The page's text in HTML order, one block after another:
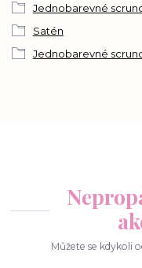
Jednobarevné
Satén
Jednobarevné
Můžete se kdykoli